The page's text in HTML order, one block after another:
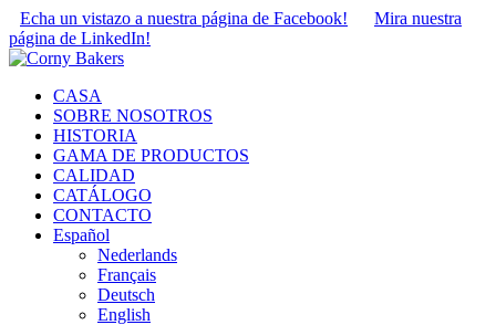
Echa un vistazo a nuestra página de Facebook!
Mira nuestra
página de LinkedIn!
CASA
SOBRE NOSOTROS
HISTORIA
GAMA DE PRODUCTOS
CALIDAD
CATÁLOGO
CONTACTO
Español
Nederlands
Français
Deutsch
English